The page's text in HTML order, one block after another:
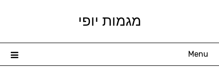
מגמות יופי
Menu